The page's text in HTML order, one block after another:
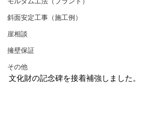
斜面安定工事（施工例）
崖相談
擁壁保証
その他
文化財の記念碑を接着補強しました。